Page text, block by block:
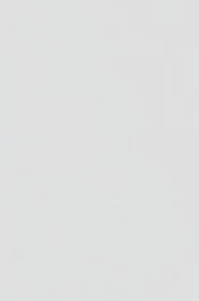
эпох. Каждую я проверил по
Продюсеры сделали ставку на
секунд